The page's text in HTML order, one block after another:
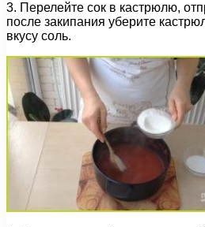
3. Перелейте сок в кастрюлю,
после закипания уберите
вкусу соль.